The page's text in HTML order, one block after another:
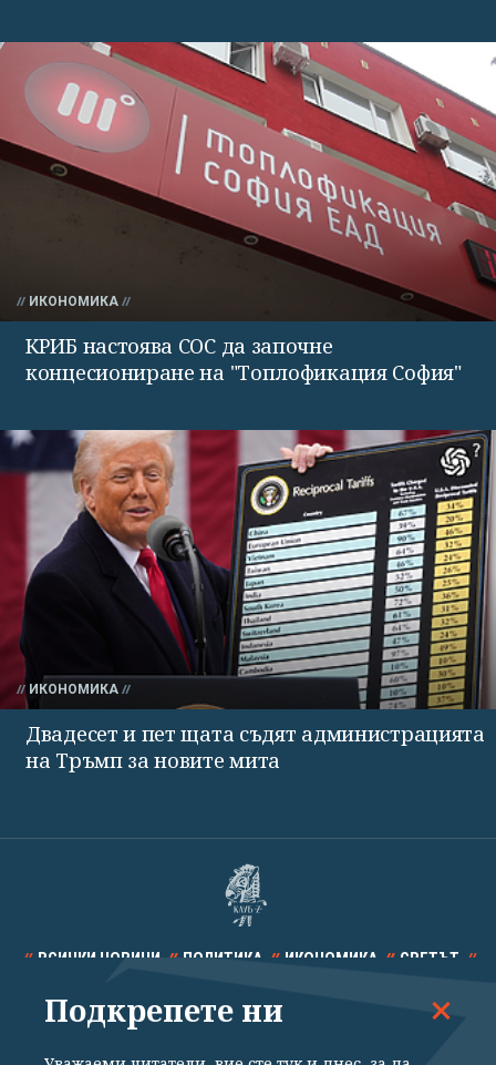
ИКОНОМИКА
КРИБ настоява СОС да започне
концесиониране на "Топлофикация София"
ИКОНОМИКА
Двадесет и пет щата съдят администрацията
на Тръмп за новите мита
ВСИЧКИ НОВИНИ ПОЛИТИКА ИКОНОМИКА СВЕТЪТ
СПОРТ КУЛТУРА ТЕХНОЛОГИИ КАЛЕЙДОСКОП
Подкрепете ни